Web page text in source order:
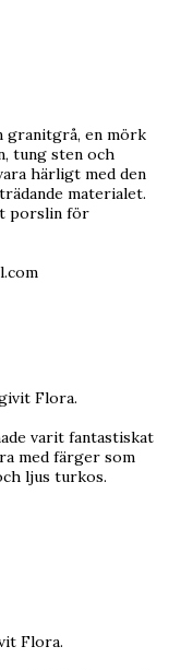
granitgrå, en mörk
tung sten och
härligt med den
materialet.
porslin för
Flora.
varit fantastiskat
med färger som
ljus turkos.
Flora.